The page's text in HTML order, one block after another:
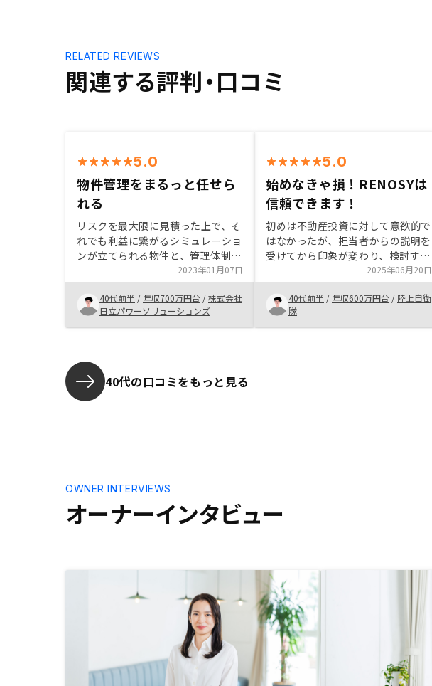
関連する評判・口コミ
RELATED REVIEWS
5.0
物件管理をまるっと任せら
れる
リスクを最大限に見積った上で、そ
れでも利益に繋がるシミュレーショ
ンが立てられる物件と、管理体制、
プランが整っている。これがバラン
スしていると思う。長期管理なので
リノベーション費用等を見越した運
営がされているところが魅力。
2023年01月07日
40代前半 / 年収700万円台 /株式会社
日立パワーソリューションズ
5.0
始めなきゃ損！RENOSYは
信頼できます！
初めは不動産投資に対して意欲的で
はなかったが、担当者からの説明を
受けてから印象が変わり、検討する
きっかけとなった。また、面談にお
いてRENOSYの経営体制がとても信
頼できるものと感じ購入する決意に
至った。
2025年06月20日
40代前半 / 年収600万円台 / 陸上自衛
隊
40代の口コミをもっと見る
オーナーインタビュー
OWNER INTERVIEWS